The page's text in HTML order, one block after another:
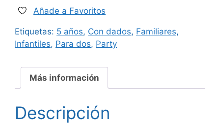
Añade a Favoritos
Etiquetas: 5 años, Con dados, Familiares,
Infantiles, Para dos, Party
Más información
Descripción